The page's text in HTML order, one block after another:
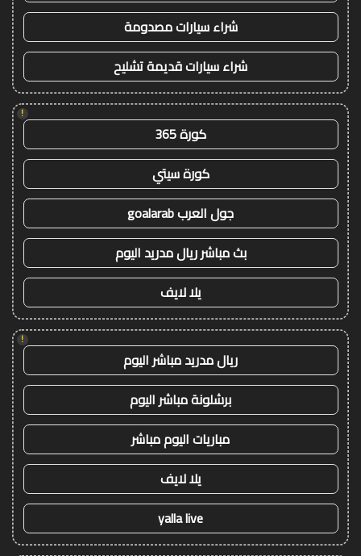
شراء سيارات مصدومة
شراء سيارات قديمة تشليح
!
كورة 365
كورة سيتي
جول العرب goalarab
بث مباشر ريال مدريد اليوم
يلا لايف
!
ريال مدريد مباشر اليوم
برشلونة مباشر اليوم
مباريات اليوم مباشر
يلا لايف
yalla live